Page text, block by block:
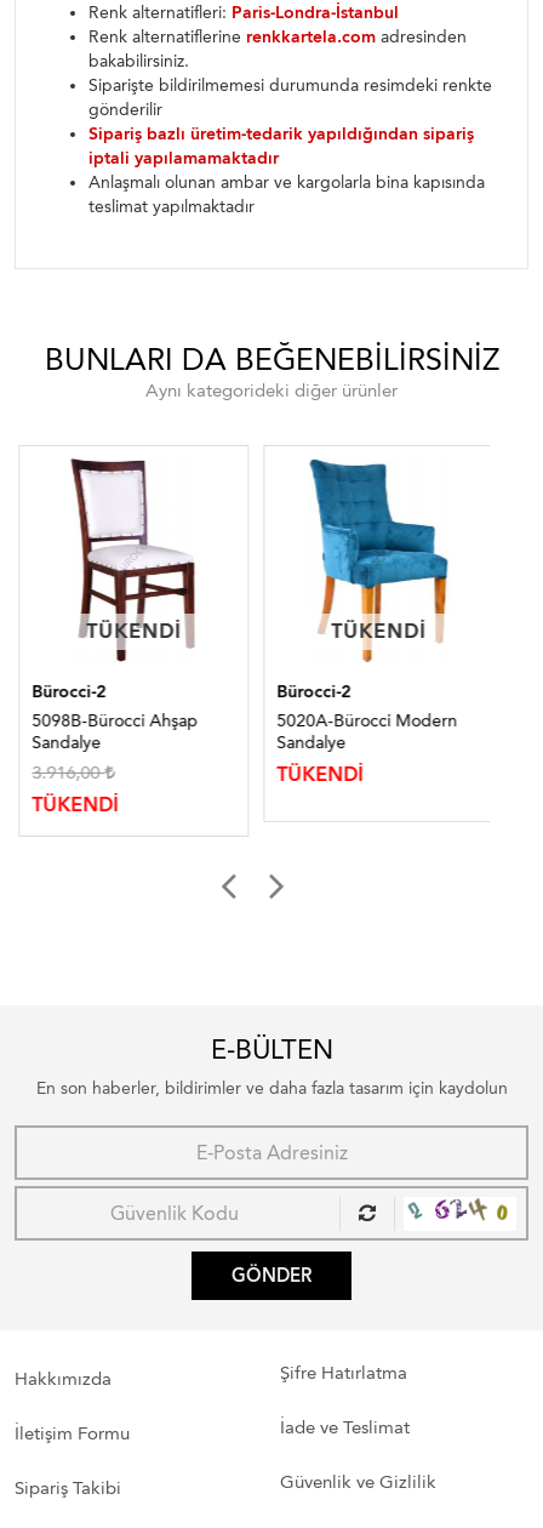
Renk alternatifleri: Paris-Londra-İstanbul
Renk alternatiflerine renkkartela.com adresinden
bakabilirsiniz.
Siparişte bildirilmemesi durumunda resimdeki renkte
gönderilir
Sipariş bazlı üretim-tedarik yapıldığından sipariş
iptali yapılamamaktadır
Anlaşmalı olunan ambar ve kargolarla bina kapısında
teslimat yapılmaktadır
BUNLARI DA BEĞENEBILIRSINIZ
Aynı kategorideki diğer ürünler
TÜKENDI
TÜKENDI
Bürocci-2
5098B-Bürocci Ahşap
Sandalye
3.916,00
TÜKENDİ
TÜKENDI
TÜKENDI
Bürocci-2
5020A-Bürocci Modern
Sandalye
TÜKENDİ
E-BÜLTEN
En son haberler, bildirimler ve daha fazla tasarım için kaydolun
GÖNDER
Hakkımızda
İletişim Formu
Sipariş Takibi
Şifre Hatırlatma
İade ve Teslimat
Güvenlik ve Gizlilik